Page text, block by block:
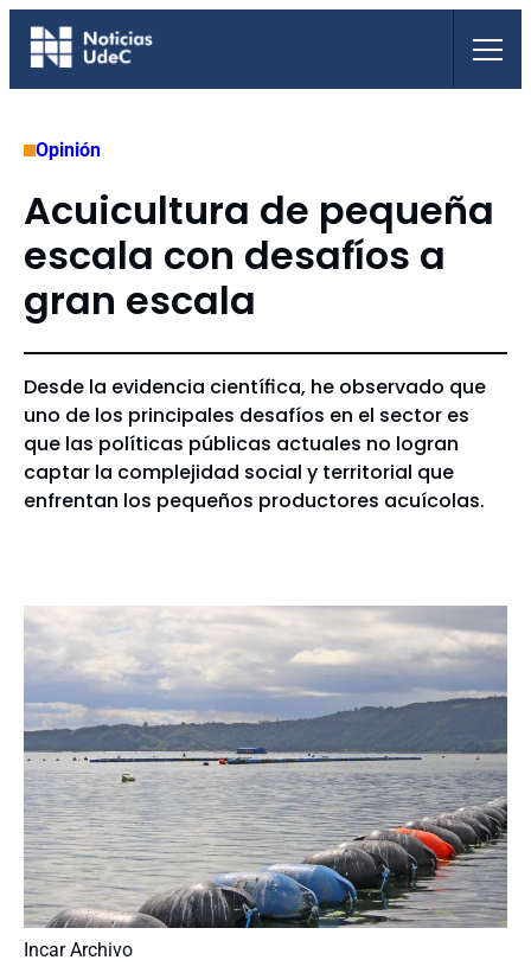
Saltar
Opinión
Acuicultura de pequeña
escala con desafíos a
gran escala
Desde la evidencia científica, he observado que
uno de los principales desafíos en el sector es
que las políticas públicas actuales no logran
captar la complejidad social y territorial que
enfrentan los pequeños productores acuícolas.
Incar Archivo